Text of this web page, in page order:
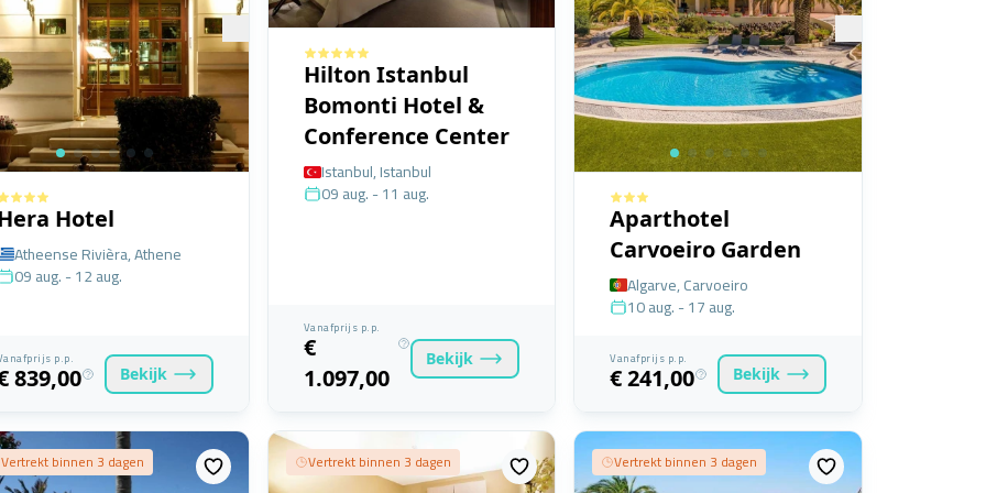
Hotel
Atheense Rivièra, Athene
09 aug. - 12 aug.
p.p.
839,00 Bekijk
Hilton Istanbul
Bomonti Hotel &
Conference Center
Istanbul, Istanbul
09 aug. - 11 aug.
Vanafprijs p.p.
€
1.097,00
Bekijk
Aparthotel
Carvoeiro Garden
Algarve, Carvoeiro
10 aug. - 17 aug.
Vanafprijs p.p.
€ 241,00 Bekijk
Vertrekt binnen 3 dagen Vertrekt binnen 3 dagen Vertrekt binnen 3 dagen